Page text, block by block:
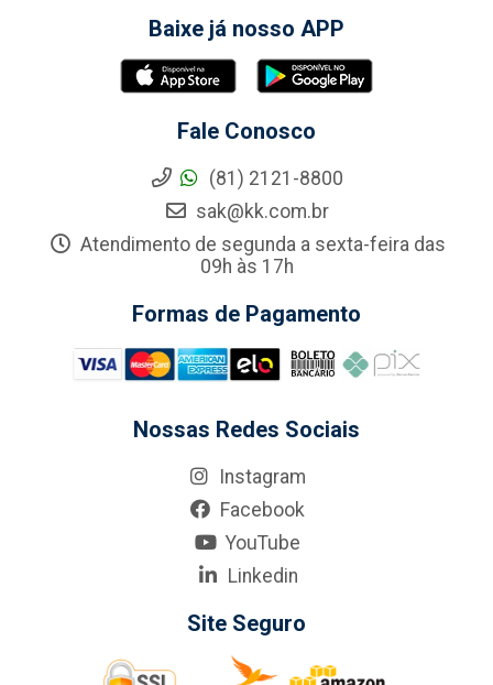
Baixe já nosso APP
Fale Conosco
(81) 2121-8800
sak@kk.com.br
Atendimento de segunda a sexta-feira das
09h às 17h
Formas de Pagamento
Nossas Redes Sociais
Instagram
Facebook
YouTube
Linkedin
Site Seguro